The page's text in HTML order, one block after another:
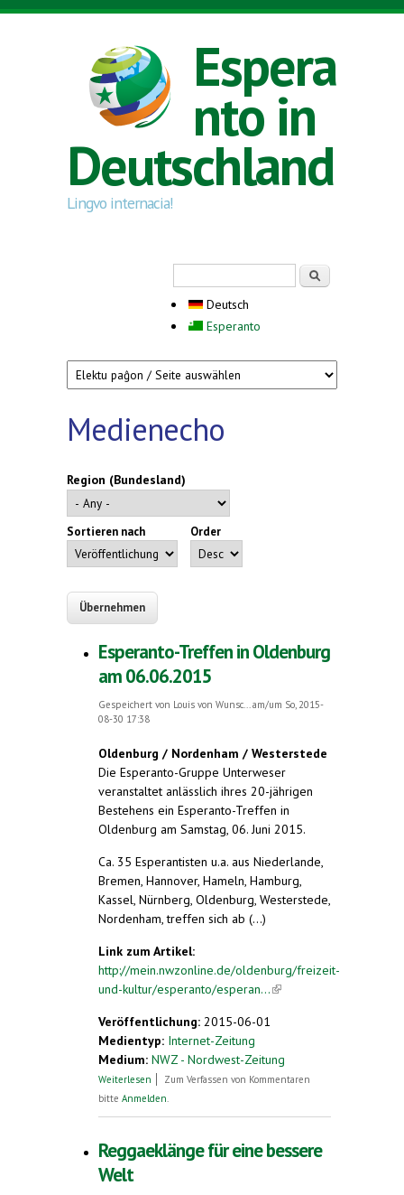
Direkt zum Inhalt
Espera
nto in
Deutschland
Lingvo internacia!
Deutsch
Esperanto
Medienecho
Region (Bundesland)
Sortieren nach Order
Esperanto-Treffen in Oldenburg
am 06.06.2015
Gespeichert von Louis von Wunsc...am/um So, 2015-
08-30 17:38
Oldenburg / Nordenham / Westerstede
Die Esperanto-Gruppe Unterweser
veranstaltet anlässlich ihres 20-jährigen
Bestehens ein Esperanto-Treffen in
Oldenburg am Samstag, 06. Juni 2015.
Ca. 35 Esperantisten u.a. aus Niederlande,
Bremen, Hannover, Hameln, Hamburg,
Kassel, Nürnberg, Oldenburg, Westerstede,
Nordenham, treffen sich ab (...)
Link zum Artikel:
http://mein.nwzonline.de/oldenburg/freizeit-
und-kultur/esperanto/esperan...(link is
Veröffentlichung: 2015-06-01
Medientyp: Internet-Zeitung
Medium: NWZ - Nordwest-Zeitung
Weiterlesen über Esperanto-Treffen in Oldenburg am
Zum Verfassen von Kommentaren
bitte Anmelden.
Reggaeklänge für eine bessere
Welt